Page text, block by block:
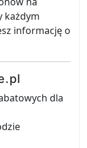
każdym
informację o
dla